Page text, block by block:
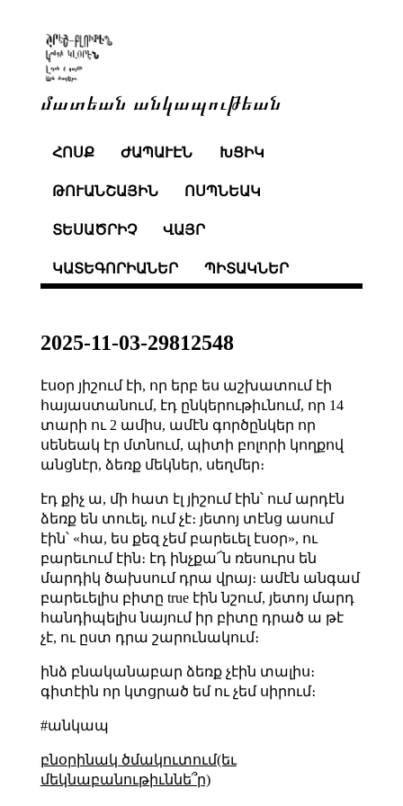
մատեան անկապութեան
ՀՈՍՔ ԺԱՊԱՒԷՆ ԽՑԻԿ
ԹՈՒԱՆՇԱՅԻՆ ՈՍՊՆԵԱԿ
ՏԵՍԱԾՐԻՉ ՎԱՅՐ
ԿԱՏԵԳՈՐԻԱՆԵՐ ՊԻՏԱԿՆԵՐ
2025-11-03-29812548
էսօր յիշում էի, որ երբ ես աշխատում էի
հայաստանում, էդ ընկերութիւնում, որ 14
տարի ու 2 ամիս, ամէն գործընկեր որ
սենեակ էր մտնում, պիտի բոլորի կողքով
անցնէր, ձեռք մեկներ, սեղմեր։
էդ քիչ ա, մի հատ էլ յիշում էին՝ ում արդէն
ձեռք են տուել, ում չէ։ յետոյ տէնց ասում
էին՝ «հա, ես քեզ չեմ բարեւել էսօր», ու
բարեւում էին։ էդ ինչքա՜ն ռեսուրս են
մարդիկ ծախսում դրա վրայ։ ամէն անգամ
բարեւելիս բիտը true էին նշում, յետոյ մարդ
հանդիպելիս նայում իր բիտը դրած ա թէ
չէ, ու ըստ դրա շարունակում։
ինձ բնականաբար ձեռք չէին տալիս։
գիտէին որ կտցրած եմ ու չեմ սիրում։
#անկապ
բնօրինակ ծմակուտում(եւ
մեկնաբանութիւննե՞ր)